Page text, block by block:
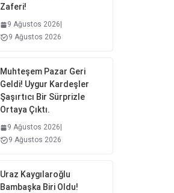
Zaferi!
9 Ağustos 2026
9 Ağustos 2026
Muhteşem Pazar Geri
Geldi! Uygur Kardeşler
Şaşırtıcı Bir Sürprizle
Ortaya Çıktı.
9 Ağustos 2026
9 Ağustos 2026
Uraz Kaygılaroğlu
Bambaşka Biri Oldu!